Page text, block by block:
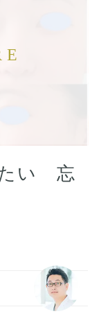
たい 忘